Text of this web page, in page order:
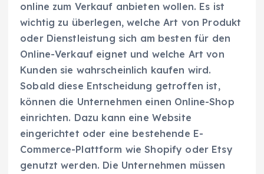
online zum Verkauf anbieten wollen. Es ist
wichtig zu überlegen, welche Art von Produkt
oder Dienstleistung sich am besten für den
Online-Verkauf eignet und welche Art von
Kunden sie wahrscheinlich kaufen wird.
Sobald diese Entscheidung getroffen ist,
können die Unternehmen einen Online-Shop
einrichten. Dazu kann eine Website
eingerichtet oder eine bestehende E-
Commerce-Plattform wie Shopify oder Etsy
genutzt werden. Die Unternehmen müssen